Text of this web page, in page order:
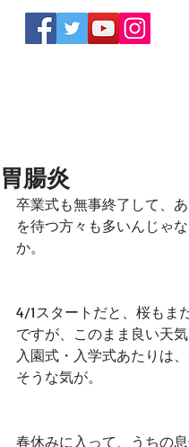
胃腸炎
卒業式も無事終了して、
を待つ方々も多いんじゃ
か。
4/1スタートだと、桜もま
ですが、このまま良い天気
入園式・入学式あたりは
そうな気が。
春休みに入って、うちの